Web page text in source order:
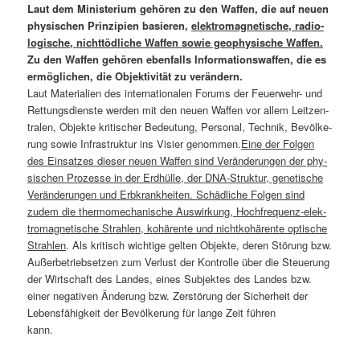
Laut dem Minis­te­ri­um gehö­ren zu den Waf­fen, die auf neu­en
phy­si­schen Prin­zi­pi­en basie­ren,elek­tro­ma­gne­ti­sche, radio­
lo­gi­sche, nichtt­öd­li­che Waf­fen sowie geo­phy­si­sche Waf­fen.
Zu den Waf­fen gehö­ren eben­falls Infor­ma­ti­ons­waf­fen, die es
ermög­li­chen, die Objek­ti­vi­tät zu verändern.
Laut Mate­ria­li­en des inter­na­tio­na­len Forums der Feu­er­wehr- und
Ret­tungs­diens­te wer­den mit den neu­en Waf­fen vor allem Leit­zen­
tra­len, Objek­te kri­ti­scher Bedeu­tung, Per­so­nal, Tech­nik, Bevöl­ke­
rung sowie Infra­struk­tur ins Visier genom­men.Eine der Fol­gen
des Ein­sat­zes die­ser neu­en Waf­fen sind Ver­än­de­run­gen der phy­
si­schen Pro­zes­se in der Erd­hül­le, der DNA-Struk­tur, gene­ti­sche
Ver­än­de­run­gen und Erb­krank­hei­ten. Schäd­li­che Fol­gen sind
zudem die ther­mo­me­cha­ni­sche Aus­wir­kung, Hoch­fre­quenz-elek­
tro­ma­gne­ti­sche Strah­len, kohä­ren­te und nicht­ko­hä­ren­te opti­sche
Strah­len. Als kri­tisch wich­ti­ge gel­ten Objek­te, deren Stö­rung bzw.
Außer­be­trieb­set­zen zum Ver­lust der Kon­trol­le über die Steue­rung
der Wirt­schaft des Lan­des, eines Sub­jek­tes des Lan­des bzw.
einer nega­ti­ven Ände­rung bzw. Zer­stö­rung der Sicher­heit der
Lebens­fä­hig­keit der Bevöl­ke­rung für lan­ge Zeit füh­ren